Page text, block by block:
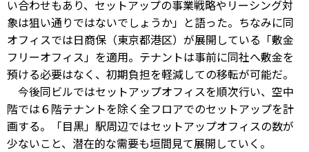
い合わせもあり、セットアップの事業戦略やリーシング対
象は狙い通りではないでしょうか」と語った。ちなみに同
オフィスでは日商保（東京都港区）が展開している「敷金
フリーオフィス」を適用。テナントは事前に同社へ敷金を
預ける必要はなく、初期負担を軽減しての移転が可能だ。
今後同ビルではセットアップオフィスを順次行い、空中
階では６階テナントを除く全フロアでのセットアップを計
画する。「目黒」駅周辺ではセットアップオフィスの数が
少ないこと、潜在的な需要も垣間見て展開していく。